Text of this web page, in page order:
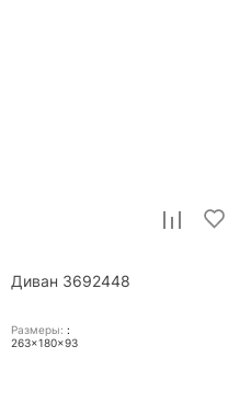
Диван 3692448
Размеры: :
263x180x93